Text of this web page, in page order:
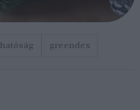
greendex